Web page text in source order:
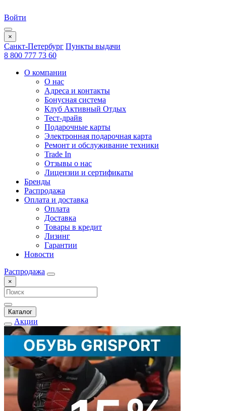
Войти
×
Санкт-Петербург Пункты выдачи
8 800 777 73 60
О компании
О нас
Адреса и контакты
Бонусная система
Клуб Активный Отдых
Тест-драйв
Подарочные карты
Электронная подарочная карта
Ремонт и обслуживание техники
Trade In
Отзывы о нас
Лицензии и сертификаты
Бренды
Распродажа
Оплата и доставка
Оплата
Доставка
Товары в кредит
Лизинг
Гарантии
Новости
Распродажа
×
Каталог
Акции